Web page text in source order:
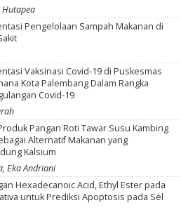
Hutapea
Pengelolaan Sampah Makanan di
Vaksinasi Covid-19 di Puskesmas
Kota Palembang Dalam Rangka
Covid-19
Pangan Roti Tawar Susu Kambing
Alternatif Makanan yang
Kalsium
Eka Andriani
Hexadecanoic Acid, Ethyl Ester pada
untuk Prediksi Apoptosis pada Sel